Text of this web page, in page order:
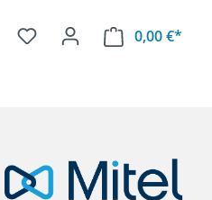
0,00 €*